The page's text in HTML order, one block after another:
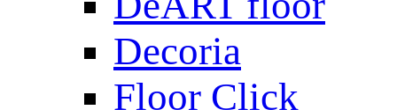
Decoria
Floor Click